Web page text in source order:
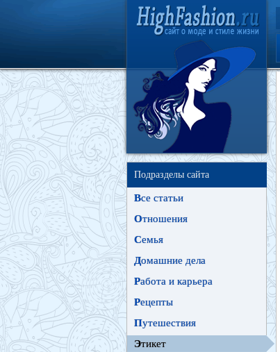
Подразделы сайта
Все статьи
Отношения
Семья
Домашние дела
Работа и карьера
Рецепты
Путешествия
Этикет